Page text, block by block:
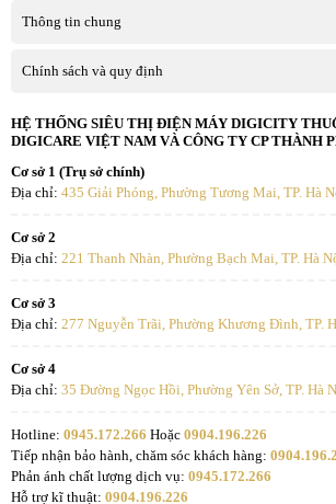
Thông tin chung
Chính sách và quy định
HỆ THỐNG SIÊU THỊ ĐIỆN MÁY DIGICITY
DIGICARE VIỆT NAM VÀ CÔNG TY CP THÀNH
Cơ sở 1 (Trụ sở chính)
Địa chỉ: 435 Giải Phóng, Phường Tương Mai, TP. Hà
Cơ sở 2
Địa chỉ: 221 Thanh Nhàn, Phường Bạch Mai, TP. Hà
Cơ sở 3
Địa chỉ: 277 Nguyễn Trãi, Phường Khương Đình, TP.
Cơ sở 4
Địa chỉ: 35 Đường Ngọc Hồi, Phường Yên Sở, TP. Hà
Hotline: 0945.172.266 Hoặc 0904.196.226
Tiếp nhận bảo hành, chăm sóc khách hàng:
Phản ánh chất lượng dịch vụ: 0945.172.266
Hỗ trợ kĩ thuật: 0904.196.226